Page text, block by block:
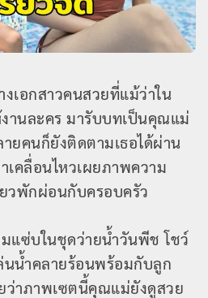
เอกสาวคนสวยที่แม้ว่าใน
านละคร มารับบทเป็นคุณแม่
ยคนก็ยังติดตามเธอได้ผ่าน
เคลื่อนไหวเผยภาพความ
วพักผ่อนกับครอบครัว
มแซ่บในชุดว่ายน้ำวันพีช โชว์
นน้ำคลายร้อนพร้อมกับลูก
ว่าภาพเซตนี้คุณแม่ยังดูสวย